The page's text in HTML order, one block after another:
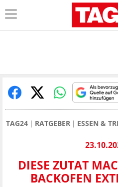
TAG24 RATGEBER ESSEN &
DIESE ZUTAT
BACKOFEN